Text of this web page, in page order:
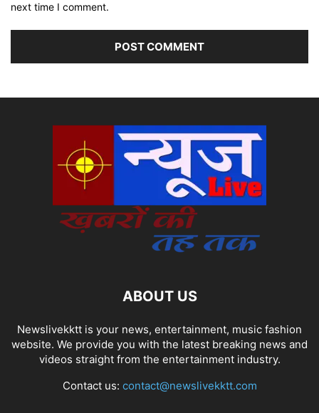
next time I comment.
ABOUT US
Newslivekktt is your news, entertainment, music fashion
website. We provide you with the latest breaking news and
videos straight from the entertainment industry.
Contact us: contact@newslivekktt.com